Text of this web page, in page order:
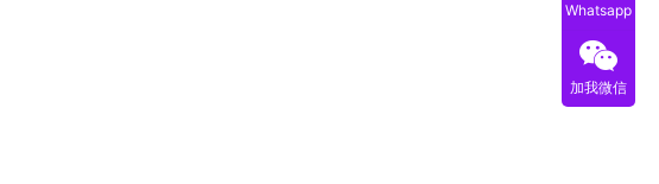
Whatsapp
加我微信